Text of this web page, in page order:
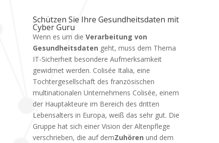
Schützen Sie Ihre Gesundheitsdaten mit
Cyber Guru
Wenn es um dieVerarbeitung von
Gesundheitsdaten geht, muss dem Thema
IT-Sicherheit besondere Aufmerksamkeit
gewidmet werden. Colisée Italia, eine
Tochtergesellschaft des französischen
multinationalen Unternehmens Colisée, einem
der Hauptakteure im Bereich des dritten
Lebensalters in Europa, weiß das sehr gut. Die
Gruppe hat sich einer Vision der Altenpflege
verschrieben, die auf demZuhören und dem